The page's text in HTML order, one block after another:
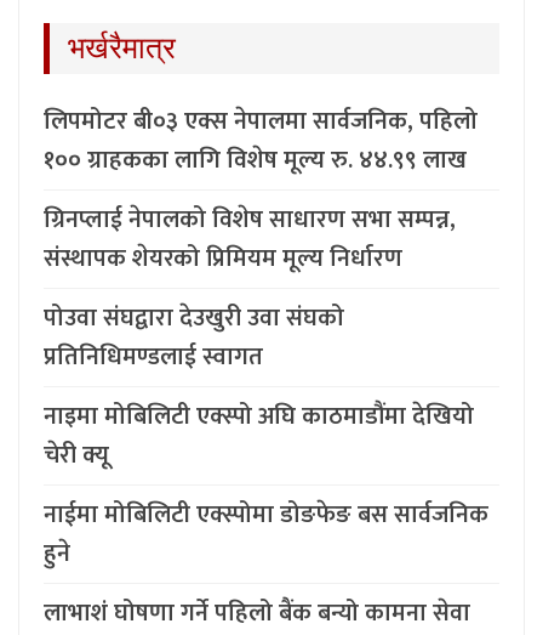
भर्खरैमात्र
लिपमोटर बी०३ एक्स नेपालमा सार्वजनिक, पहिलो
१०० ग्राहकका लागि विशेष मूल्य रु. ४४.९९ लाख
ग्रिनप्लाई नेपालको विशेष साधारण सभा सम्पन्न,
संस्थापक शेयरको प्रिमियम मूल्य निर्धारण
पोउवा संघद्वारा देउखुरी उवा संघको
प्रतिनिधिमण्डलाई स्वागत
नाइमा मोबिलिटी एक्स्पो अघि काठमाडौंमा देखियो
चेरी क्यू
नाईमा मोबिलिटी एक्स्पोमा डोङफेङ बस सार्वजनिक
हुने
लाभाशं घोषणा गर्ने पहिलो बैंक बन्यो कामना सेवा